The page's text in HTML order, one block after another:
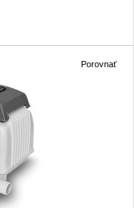
Porovnať